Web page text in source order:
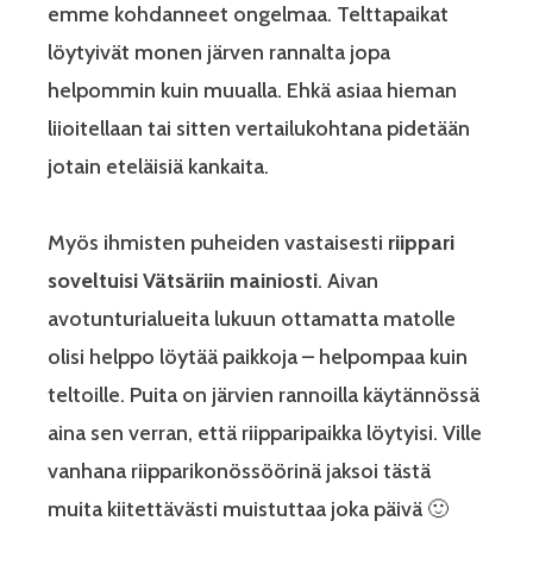
emme kohdanneet ongelmaa. Telttapaikat
löytyivät monen järven rannalta jopa
helpommin kuin muualla. Ehkä asiaa hieman
liioitellaan tai sitten vertailukohtana pidetään
jotain eteläisiä kankaita.
Myös ihmisten puheiden vastaisesti riippari
soveltuisi Vätsäriin mainiosti. Aivan
avotunturialueita lukuun ottamatta matolle
olisi helppo löytää paikkoja – helpompaa kuin
teltoille. Puita on järvien rannoilla käytännössä
aina sen verran, että riipparipaikka löytyisi. Ville
vanhana riipparikonössöörinä jaksoi tästä
muita kiitettävästi muistuttaa joka päivä 🙂